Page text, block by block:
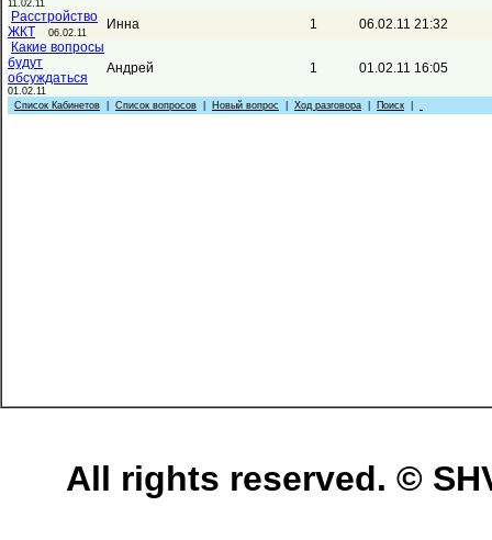
11.02.11
Расстройство
ЖКТ
06.02.11
Инна 1
06.02.11 21:32
Какие вопросы
будут
обсуждаться
01.02.11
Андрей 1 01.02.11 16:05
Список Кабинетов Список вопросов Новый вопрос Ход разговора Поиск
All rights reserved. ©